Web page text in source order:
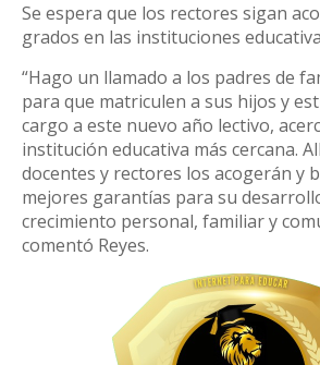
Se espera que los rectores sigan
grados en las instituciones
“Hago un llamado a los padres de
para que matriculen a sus hijos y
cargo a este nuevo año lectivo,
institución educativa más cercana.
docentes y rectores los acogerán y
mejores garantías para su
crecimiento personal, familiar y
comentó Reyes.